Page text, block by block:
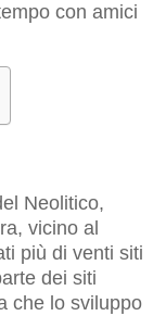
con amici
Neolitico,
vicino al
più di venti siti
dei siti
che lo sviluppo